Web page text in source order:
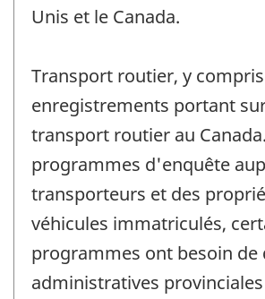
Unis et le Canada.
Transport routier, y
enregistrements portant
transport routier au
programmes d'enquête
transporteurs et des
véhicules immatriculés,
programmes ont besoin de
administratives